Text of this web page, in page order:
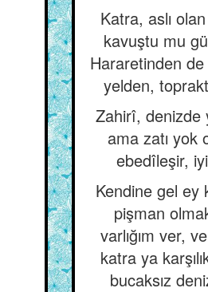
Katra, aslı
kavuştu mu
Hararetinden
yelden,
Zahirî, denizde
ama zatı yok
ebedîleşir,
Kendine gel ey
pişman
varlığım ver,
katra ya
bucaksız